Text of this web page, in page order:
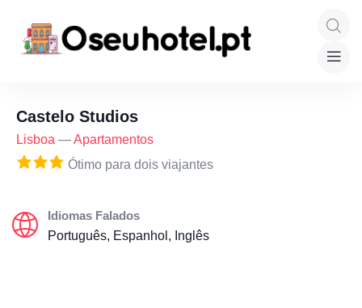
Castelo Studios
Lisboa —Apartamentos
Ótimo para dois viajantes
Idiomas Falados
Português, Espanhol, Inglês